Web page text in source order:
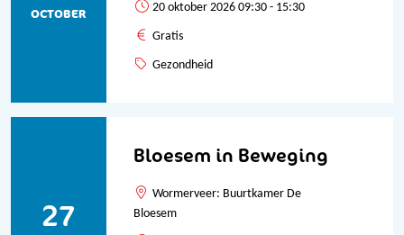
OCTOBER 20 oktober 2026 09:30 - 15:30
Gratis
Gezondheid
Bloesem in Beweging
27
Wormerveer: Buurtkamer De
Bloesem